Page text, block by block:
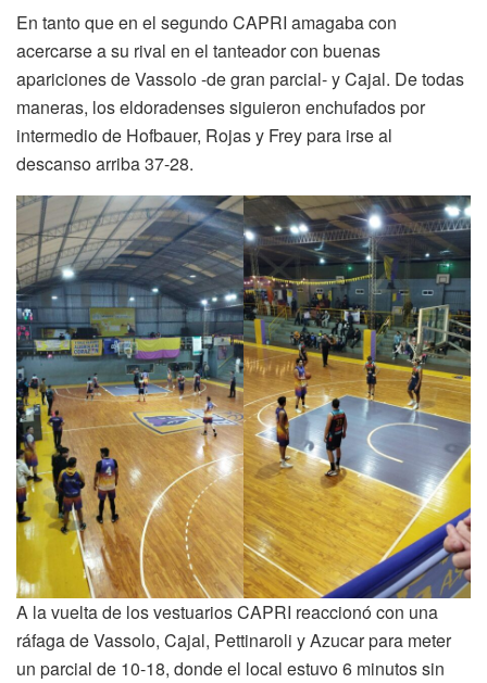
En tanto que en el segundo CAPRI amagaba con
acercarse a su rival en el tanteador con buenas
apariciones de Vassolo -de gran parcial- y Cajal. De todas
maneras, los eldoradenses siguieron enchufados por
intermedio de Hofbauer, Rojas y Frey para irse al
descanso arriba 37-28.
A la vuelta de los vestuarios CAPRI reaccionó con una
ráfaga de Vassolo, Cajal, Pettinaroli y Azucar para meter
un parcial de 10-18, donde el local estuvo 6 minutos sin